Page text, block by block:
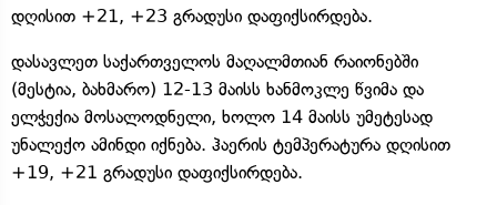
დღისით +21, +23 გრადუსი დაფიქსირდება.
დასავლეთ საქართველოს მაღალმთიან რაიონებში
(მესტია, ბახმარო) 12-13 მაისს ხანმოკლე წვიმა და
ელჭექია მოსალოდნელი, ხოლო 14 მაისს უმეტესად
უნალექო ამინდი იქნება. ჰაერის ტემპერატურა დღისით
+19, +21 გრადუსი დაფიქსირდება.